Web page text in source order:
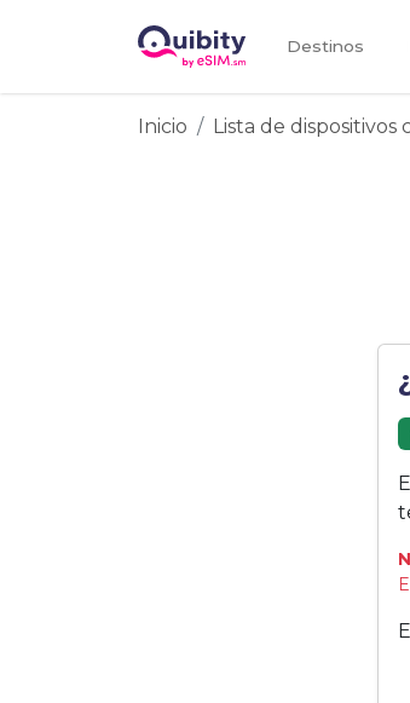
Destinos
Inicio Lista de dispositivos